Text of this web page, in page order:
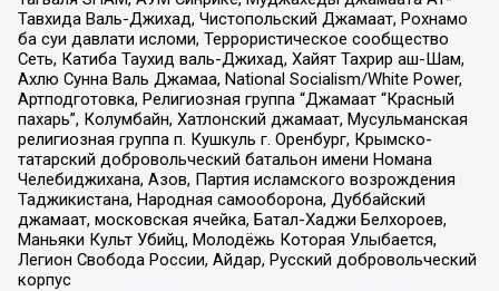
Тавхида Валь-Джихад, Чистопольский Джамаат, Рохнамо
ба суи давлати исломи, Террористическое сообщество
Сеть, Катиба Таухид валь-Джихад, Хайят Тахрир аш-Шам,
Ахлю Сунна Валь Джамаа, National Socialism/White Power,
Артподготовка, Религиозная группа “Джамаат “Красный
пахарь”, Колумбайн, Хатлонский джамаат, Мусульманская
религиозная группа п. Кушкуль г. Оренбург, Крымско-
татарский добровольческий батальон имени Номана
Челебиджихана, Азов, Партия исламского возрождения
Таджикистана, Народная самооборона, Дуббайский
джамаат, московская ячейка, Батал-Хаджи Белхороев,
Маньяки Культ Убийц, Молодёжь Которая Улыбается,
Легион Свобода России, Айдар, Русский добровольческий
корпус